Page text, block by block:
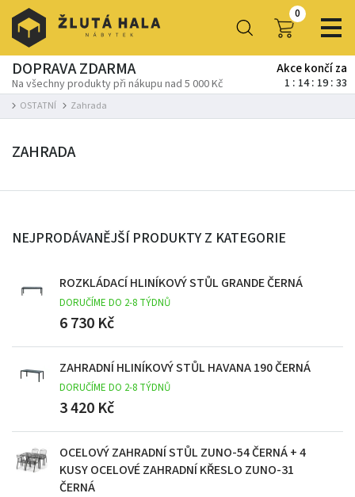
0
DOPRAVA ZDARMA
Na všechny produkty při nákupu nad 5 000 Kč
Akce končí za
1 14 19 32
OSTATNÍ Zahrada
ZAHRADA
NEJPRODÁVANĚJŠÍ PRODUKTY Z KATEGORIE
ROZKLÁDACÍ HLINÍKOVÝ STŮL GRANDE ČERNÁ
DORUČÍME DO 2-8 TÝDNŮ
6 730 Kč
ZAHRADNÍ HLINÍKOVÝ STŮL HAVANA 190 ČERNÁ
DORUČÍME DO 2-8 TÝDNŮ
3 420 Kč
OCELOVÝ ZAHRADNÍ STŮL ZUNO-54 ČERNÁ + 4
KUSY OCELOVÉ ZAHRADNÍ KŘESLO ZUNO-31
ČERNÁ